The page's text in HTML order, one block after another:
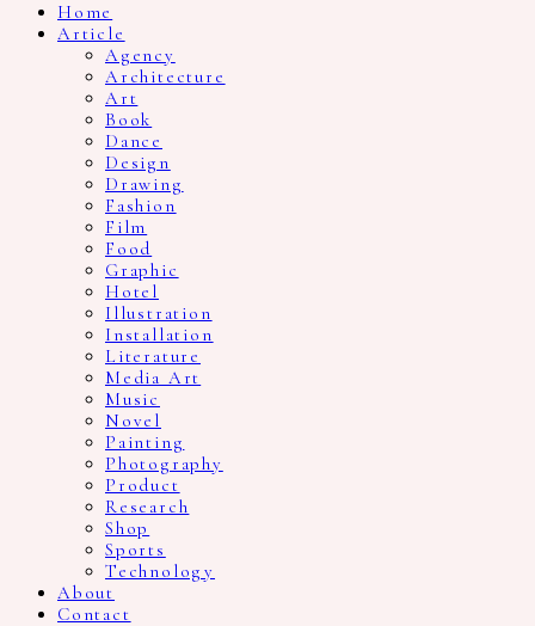
Home
Article
Agency
Architecture
Art
Book
Dance
Design
Drawing
Fashion
Film
Food
Graphic
Hotel
Illustration
Installation
Literature
Media Art
Music
Novel
Painting
Photography
Product
Research
Shop
Sports
Technology
About
Contact